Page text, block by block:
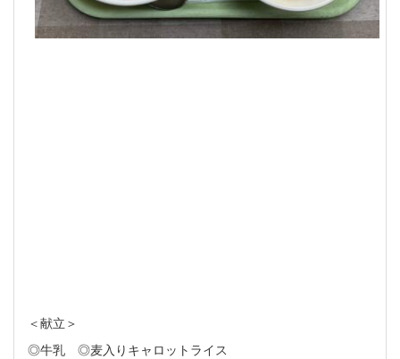
＜献立＞
◎牛乳 ◎麦入りキャロットライス